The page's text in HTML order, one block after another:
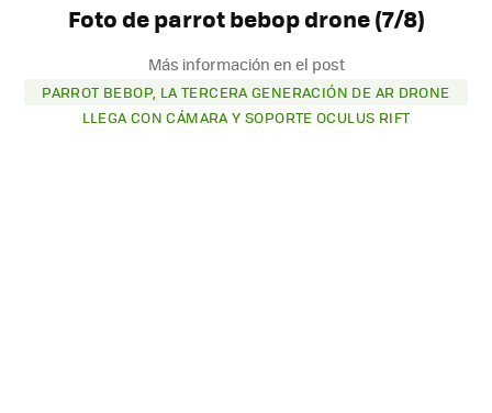
Foto de parrot bebop drone (7/8)
Más información en el post
PARROT BEBOP, LA TERCERA GENERACIÓN DE AR DRONE
LLEGA CON CÁMARA Y SOPORTE OCULUS RIFT